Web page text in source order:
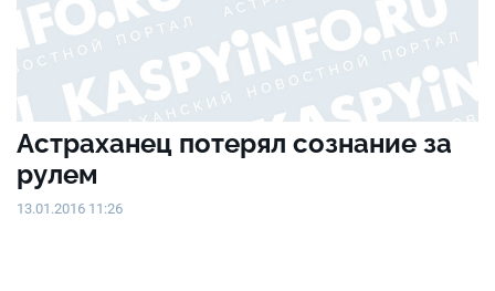
Астраханец потерял сознание за
рулем
13.01.2016 11:26